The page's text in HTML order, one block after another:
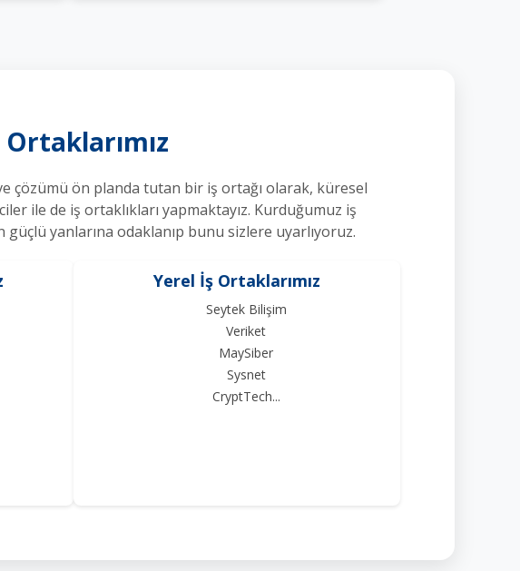
Ortaklarımız
çözümü ön planda tutan bir iş ortağı olarak, küresel
ile de iş ortaklıkları yapmaktayız. Kurduğumuz iş
güçlü yanlarına odaklanıp bunu sizlere uyarlıyoruz.
Yerel İş Ortaklarımız
Seytek Bilişim
Veriket
MaySiber
Sysnet
CryptTech...